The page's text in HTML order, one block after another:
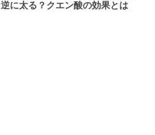
逆に太る？クエン酸の効果とは